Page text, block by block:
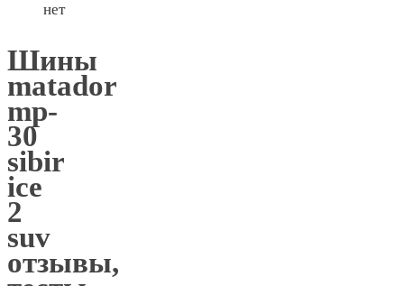
нет
Шины
matador
mp-
30
sibir
ice
2
suv
отзывы,